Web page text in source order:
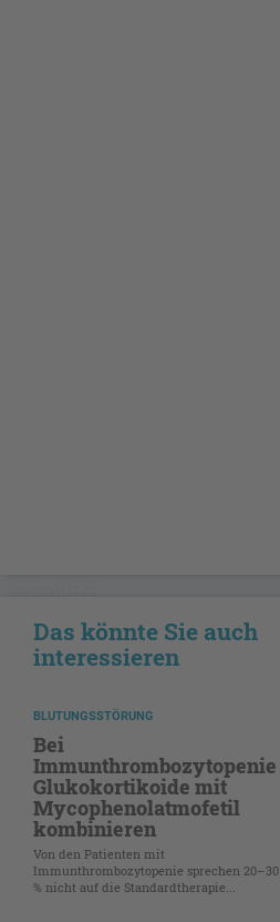
Das könnte Sie auch
interessieren
BLUTUNGSSTÖRUNG
Bei
Immunthrombozytopenie
Glukokortikoide mit
Mycophenolatmofetil
kombinieren
Von den Patienten mit
Immunthrombozytopenie sprechen 20–30
% nicht auf die Standardtherapie...